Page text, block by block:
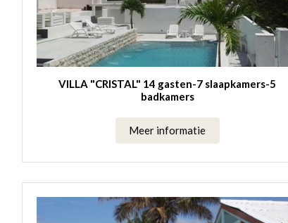
VILLA "CRISTAL" 14 gasten-7 slaapkamers-5
badkamers
Meer informatie